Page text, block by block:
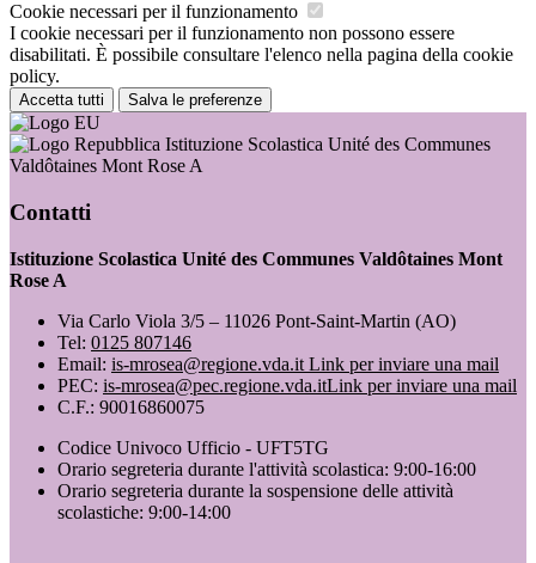
Cookie necessari per il funzionamento
I cookie necessari per il funzionamento non possono essere
disabilitati. È possibile consultare l'elenco nella pagina della cookie
policy.
Accetta tutti Salva le preferenze
Istituzione Scolastica Unité des Communes
Valdôtaines Mont Rose A
Contatti
Istituzione Scolastica Unité des Communes Valdôtaines Mont
Rose A
Via Carlo Viola 3/5 – 11026 Pont-Saint-Martin (AO)
Tel: 0125 807146
Email: is-mrosea@regione.vda.it Link per inviare una mail
PEC: is-mrosea@pec.regione.vda.itLink per inviare una mail
C.F.: 90016860075
Codice Univoco Ufficio - UFT5TG
Orario segreteria durante l'attività scolastica: 9:00-16:00
Orario segreteria durante la sospensione delle attività
scolastiche: 9:00-14:00